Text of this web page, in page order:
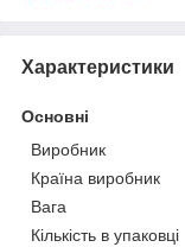
Характеристики
Основні
Виробник
Країна виробник
Вага
Кількість в упаковці